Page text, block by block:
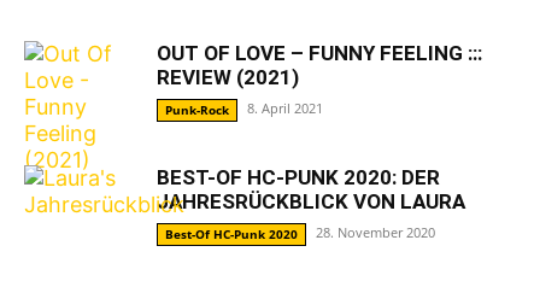
OUT OF LOVE – FUNNY FEELING :::
REVIEW (2021)
Punk-Rock 8. April 2021
BEST-OF HC-PUNK 2020: DER
JAHRESRÜCKBLICK VON LAURA
Best-Of HC-Punk 2020 28. November 2020